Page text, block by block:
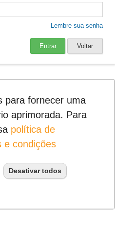
Lembre sua senha
Entrar Voltar
para fornecer uma
aprimorada. Para
política de
e condições
Desativar todos